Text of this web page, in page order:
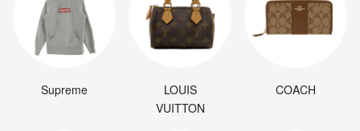
Supreme
LOUIS
VUITTON
COACH